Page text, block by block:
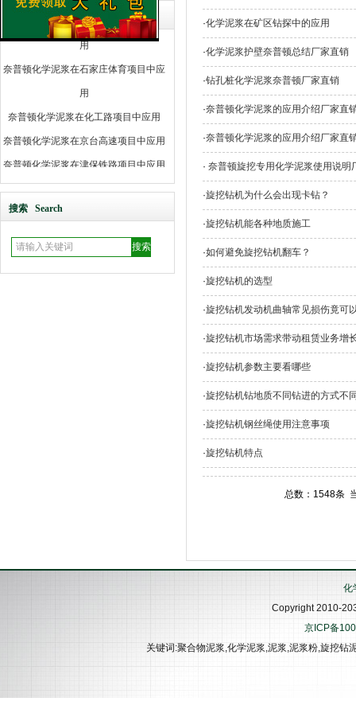
经典案例 Excmple
奈普顿化学泥浆在京台二标段项目中应
用
奈普顿化学泥浆在石家庄体育项目中应
用
奈普顿化学泥浆在化工路项目中应用
奈普顿化学泥浆在京台高速项目中应用
奈普顿化学泥浆在津保铁路项目中应用
奈普顿化学泥浆石家庄项目中应用
奈普顿化学泥浆在大名工地项目中应用
奈普顿化学泥浆在邢台工地项目中应用
奈普顿化学泥浆在普陕黄河大桥项目中
搜索 Search
·化学泥浆在矿区钻探中的应用
·化学泥浆护壁奈普顿总结厂家直销
·钻孔桩化学泥浆奈普顿厂家直销
·奈普顿化学泥浆的应用介绍厂家直
·奈普顿化学泥浆的应用介绍厂家直
· 奈普顿旋挖专用化学泥浆使用说明
·旋挖钻机为什么会出现卡钻？
·旋挖钻机能各种地质施工
·如何避免旋挖钻机翻车？
·旋挖钻机的选型
·旋挖钻机发动机曲轴常见损伤竟可
·旋挖钻机市场需求带动租赁业务增
·旋挖钻机参数主要看哪些
·旋挖钻机钻地质不同钻进的方式不
·旋挖钻机钢丝绳使用注意事项
·旋挖钻机特点
总数：1548条
化
Copyright 2010-
京ICP备
关键词:聚合物泥浆,化学泥浆,泥浆,泥浆粉,旋挖钻